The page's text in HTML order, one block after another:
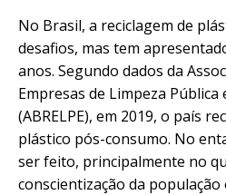
No Brasil, a reciclagem de
desafios, mas tem
anos. Segundo dados da
Empresas de Limpeza Pública
(ABRELPE), em 2019, o país
plástico pós-consumo. No
ser feito, principalmente no
conscientização da população